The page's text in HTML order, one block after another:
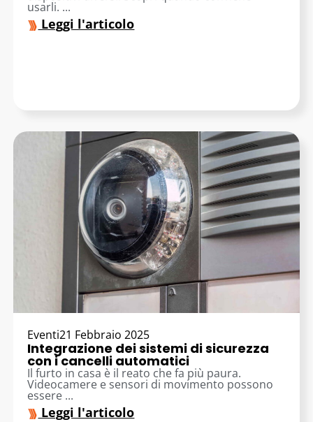
usarli. ...
Leggi l'articolo
Eventi21 Febbraio 2025
Integrazione dei sistemi di sicurezza
con i cancelli automatici
Il furto in casa è il reato che fa più paura.
Videocamere e sensori di movimento possono
essere ...
Leggi l'articolo